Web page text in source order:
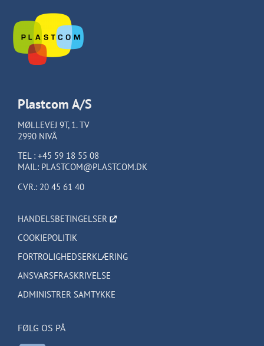
Plastcom A/S
MØLLEVEJ 9T, 1. TV
2990 NIVÅ
TEL : +45 59 18 55 08
MAIL: PLASTCOM@PLASTCOM.DK
CVR.: 20 45 61 40
HANDELSBETINGELSER
COOKIEPOLITIK
FORTROLIGHEDSERKLÆRING
ANSVARSFRASKRIVELSE
ADMINISTRER SAMTYKKE
FØLG OS PÅ